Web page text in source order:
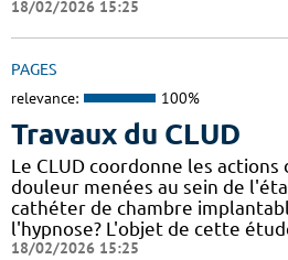
18/02/2026 15:25
PAGES
relevance: 100%
Travaux du CLUD
Le CLUD coordonne les
douleur menées au sein de
cathéter de chambre
l'hypnose? L'objet de cette
18/02/2026 15:25